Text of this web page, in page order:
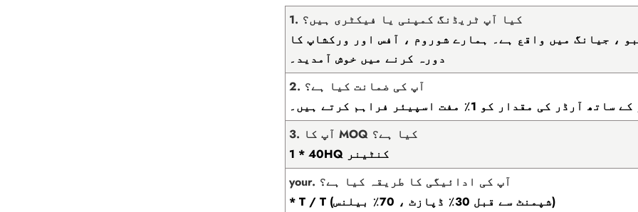
1. کیا آپ ٹریڈنگ کمپنی یا فیکٹری ہیں؟
، جیانگ میں واقع ہے۔ ہمارے شوروم ، آفس اور ورکشاپ کا
دورہ کرنے میں خوش آمدید۔
2. آپ کی ضمانت کیا ہے؟
کی مقدار کو 1٪ مفت اسپیئر فراہم کرتے ہیں۔
3. آپ کا MOQ کیا ہے؟
1 * 40HQ کنٹینر
your. آپ کی ادائیگی کا طریقہ کیا ہے؟
* T / T (شپمنٹ سے قبل 30٪ ڈپازٹ ، 70٪ بیلنس)